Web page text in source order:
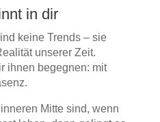
in dir
keine Trends – sie
unserer Zeit.
ihnen begegnen: mit
Mitte sind, wenn